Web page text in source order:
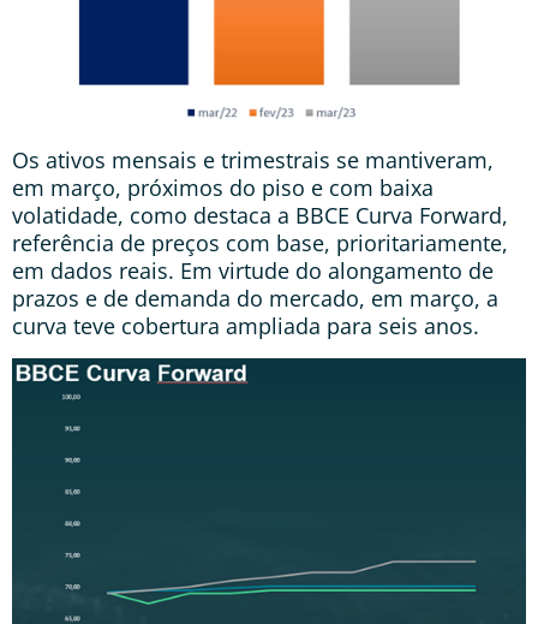
Os ativos mensais e trimestrais se mantiveram,
em março, próximos do piso e com baixa
volatidade, como destaca a BBCE Curva Forward,
referência de preços com base, prioritariamente,
em dados reais. Em virtude do alongamento de
prazos e de demanda do mercado, em março, a
curva teve cobertura ampliada para seis anos.